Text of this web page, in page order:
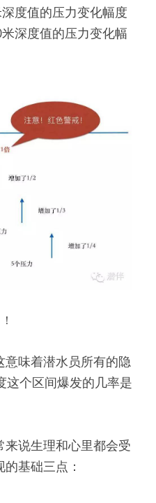
度值的压力变化幅度
深度值的压力变化幅
意味着潜水员所有的隐
这个区间爆发的几率是
说生理和心里都会受
基础三点：